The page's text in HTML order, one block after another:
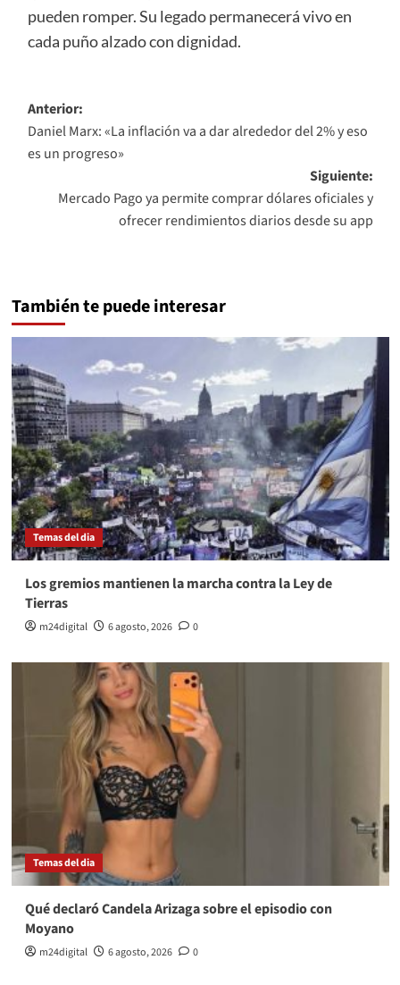
pueden romper. Su legado permanecerá vivo en
cada puño alzado con dignidad.
Navegación
de
entradas
Anterior:
Daniel Marx: «La inflación va a dar alrededor del 2% y eso
es un progreso»
Siguiente:
Mercado Pago ya permite comprar dólares oficiales y
ofrecer rendimientos diarios desde su app
También te puede interesar
Temas del dia
Los gremios mantienen la marcha contra la Ley de
Tierras
m24digital 6 agosto, 2026 0
Temas del dia
Qué declaró Candela Arizaga sobre el episodio con
Moyano
m24digital 6 agosto, 2026 0